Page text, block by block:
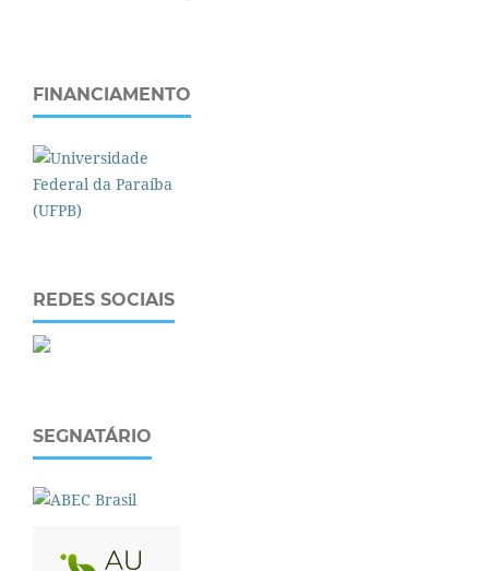
FINANCIAMENTO
REDES SOCIAIS
SEGNATÁRIO